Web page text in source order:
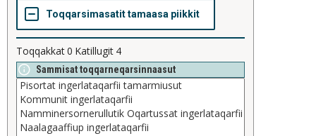
Toqqakkat0 Katillugit 4
Sammisat toqqarneqarsinnaasut